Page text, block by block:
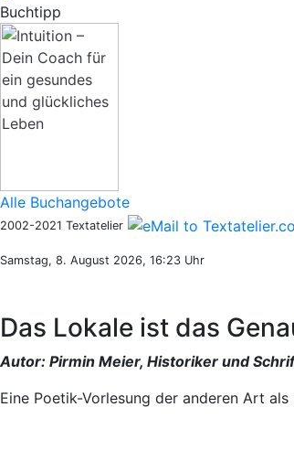
Buchtipp
Alle Buchangebote
2002-2021 Textatelier
Samstag, 8. August 2026, 16:23 Uhr
Das Lokale ist das
Autor: Pirmin Meier, Historiker und
Eine Poetik-Vorlesung der anderen Art